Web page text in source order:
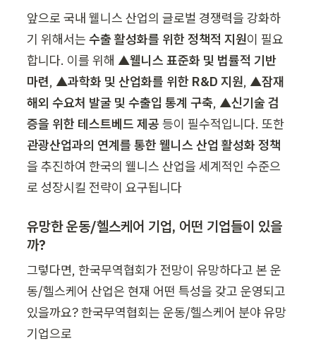
앞으로 국내 웰니스 산업의 글로벌 경쟁력을 강화하
기 위해서는 수출 활성화를 위한 정책적 지원이 필요
합니다. 이를 위해 ▲웰니스 표준화 및 법률적 기반
마련, ▲과학화 및 산업화를 위한 R&D 지원, ▲잠재
해외 수요처 발굴 및 수출입 통계 구축, ▲신기술 검
증을 위한 테스트베드 제공
관광산업과의 연계를 통한 웰니스 산업 활성화 정책
을 추진하여 한국의 웰니스 산업을 세계적인 수준으
로 성장시킬 전략이 요구됩니다
유망한 운동/헬스케어 기업, 어떤 기업들이 있을
까?
그렇다면, 한국무역협회가 전망이 유망하다고 본 운
동/헬스케어 산업은 현재 어떤 특성을 갖고 운영되고
있을까요? 한국무역협회는 운동/헬스케어 분야 유망
기업으로